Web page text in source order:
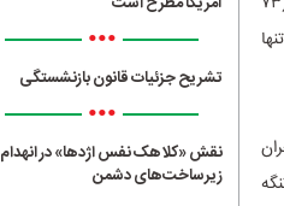
با بحران
•••
تشریح جزئیات قانون بازنشستگی
•••
نقش «کلاهک نفس اژدها» در انهدام
زیرساخت‌های دشمن